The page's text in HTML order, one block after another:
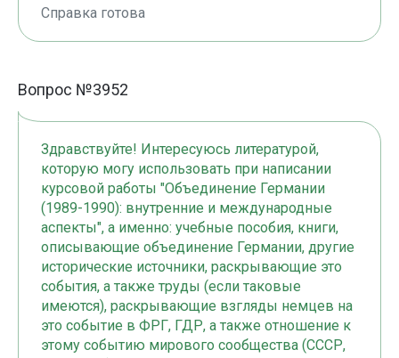
Справка готова
Вопрос №3952
Здравствуйте! Интересуюсь литературой,
которую могу использовать при написании
курсовой работы "Объединение Германии
(1989-1990): внутренние и международные
аспекты", а именно: учебные пособия, книги,
описывающие объединение Германии, другие
исторические источники, раскрывающие это
события, а также труды (если таковые
имеются), раскрывающие взгляды немцев на
это событие в ФРГ, ГДР, а также отношение к
этому событию мирового сообщества (СССР,